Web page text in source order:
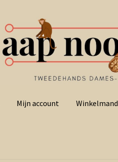
Mijn account Winkelmand